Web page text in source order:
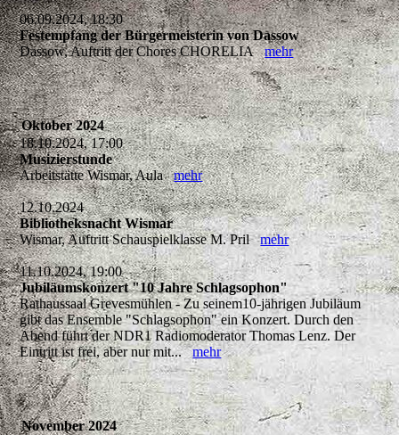
06.09.2024, 18:30
Festempfang der Bürgermeisterin von Dassow
Dassow, Auftritt der Chores CHORELIAmehr
Oktober 2024
18.10.2024, 17:00
Musizierstunde
Arbeitstätte Wismar, Aulamehr
12.10.2024
Bibliotheksnacht Wismar
Wismar, Auftritt Schauspielklasse M. Prilmehr
11.10.2024, 19:00
Jubiläumskonzert "10 Jahre Schlagsophon"
Rathaussaal Grevesmühlen - Zu seinem10-jährigen Jubiläum
gibt das Ensemble "Schlagsophon" ein Konzert. Durch den
Abend führt der NDR1 Radiomoderator Thomas Lenz. Der
Eintritt ist frei, aber nur mit...mehr
November 2024